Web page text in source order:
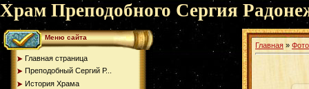
Храм Преподобного Сергия
Меню сайта
Главная страница
Преподобный Сергий Р...
История Храма
Главная »